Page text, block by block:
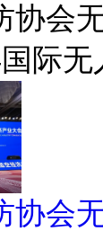
协会
际
协会